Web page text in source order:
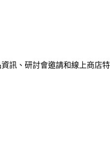
訊、研討會邀請和線上商店